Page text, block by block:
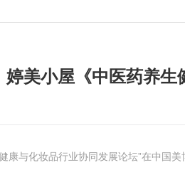
婷美小屋《中医药养生
康与化妆品行业协同发展论坛”在中国